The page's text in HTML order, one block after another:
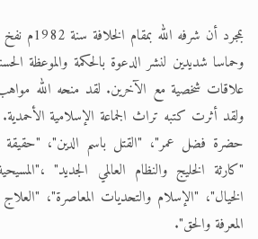
بمجرد أن
وحماسا شديدين لنشر الدعوة بالحكمة والموعظة
علاقات شخصية مع الآخرين. لقد منحه الله مواهب
ولقد أثرت كتبه تراث الجماعة الإسلامية
حضرة فضل عمر"، "القتل باسم الدين"، "حقيقة
"كارثة الخليج والنظام العالمي الجديد"
الخيال"، "الإسلام والتحديات المعاصرة"، "العلاج
المعرفة والحق".